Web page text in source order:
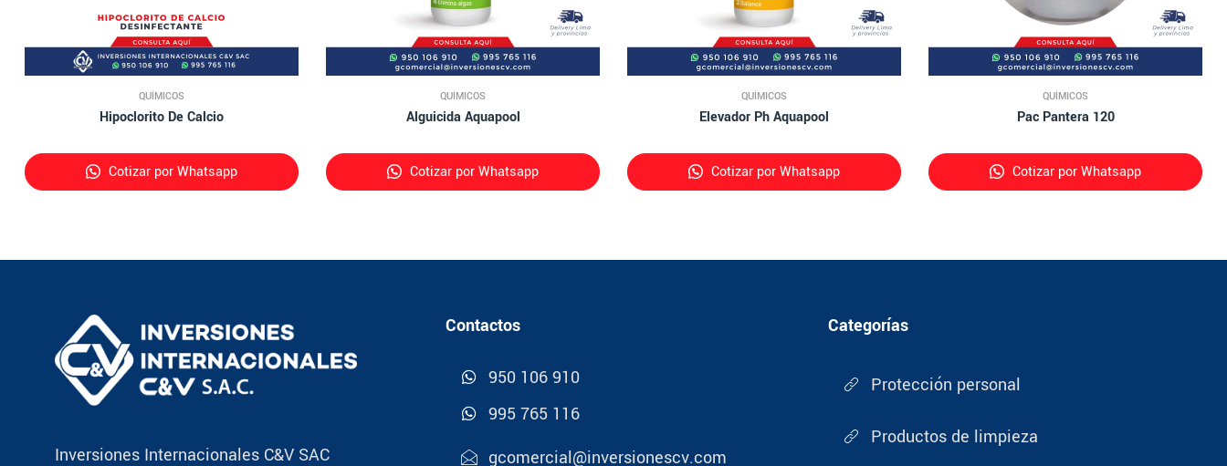
QUÍMICOS
Hipoclorito De Calcio
Cotizar por Whatsapp
QUÍMICOS
Alguicida Aquapool
Cotizar por Whatsapp
QUÍMICOS
Elevador Ph Aquapool
Cotizar por Whatsapp
QUÍMICOS
Pac Pantera 120
Cotizar por Whatsapp
Inversiones Internacionales C&V SAC
Contactos
950 106 910
995 765 116
gcomercial@inversionescv.com
Categorías
Protección personal
Productos de limpieza